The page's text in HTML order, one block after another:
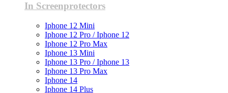
In Screenprotectors
Iphone 12 Mini
Iphone 12 Pro / Iphone 12
Iphone 12 Pro Max
Iphone 13 Mini
Iphone 13 Pro / Iphone 13
Iphone 13 Pro Max
Iphone 14
Iphone 14 Plus